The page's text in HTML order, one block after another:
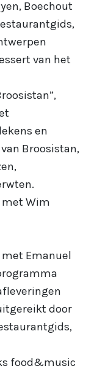
Boechout
van het
en
Broosistan,
met Wim
met Emanuel
door
food&music